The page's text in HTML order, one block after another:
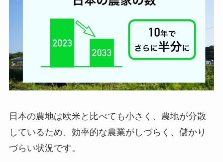
日本の農地は欧米と比べても小さく、農地が分散
しているため、効率的な農業がしづらく、儲かり
づらい状況です。